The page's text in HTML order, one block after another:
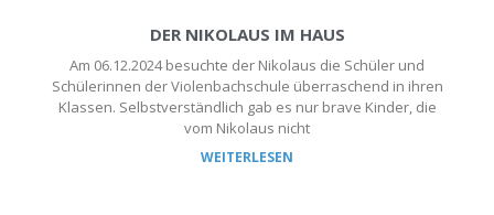
DER NIKOLAUS IM HAUS
Am 06.12.2024 besuchte der Nikolaus die Schüler und
Schülerinnen der Violenbachschule überraschend in ihren
Klassen. Selbstverständlich gab es nur brave Kinder, die
vom Nikolaus nicht
WEITERLESEN